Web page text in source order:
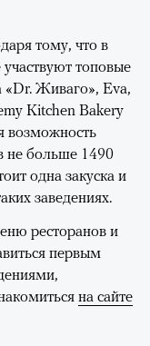
тому, что в
топовые
«Dr. Живаго», Eva,
Kitchen Bakery
возможность
не больше 1490
одна закуска и
заведениях.
ресторанов и
первым
на сайте